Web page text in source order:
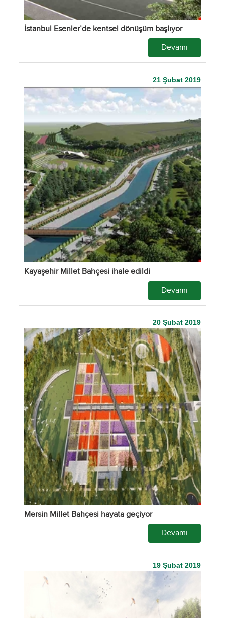
İstanbul Esenler’de kentsel dönüşüm başlıyor
Devamı
21 Şubat 2019
Kayaşehir Millet Bahçesi ihale edildi
Devamı
20 Şubat 2019
Mersin Millet Bahçesi hayata geçiyor
Devamı
19 Şubat 2019